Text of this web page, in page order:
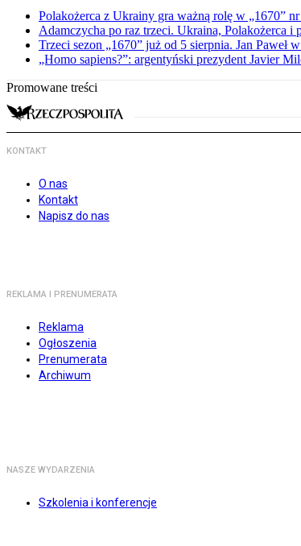
Polakożerca z Ukrainy gra ważną rolę w „1670”
Adamczycha po raz trzeci. Ukraina, Polakożerca i
Trzeci sezon „1670” już od 5 sierpnia. Jan Paweł
„Homo sapiens?”: argentyński prezydent Javier
Promowane treści
KONTAKT
O nas
Kontakt
Napisz do nas
REKLAMA I PRENUMERATA
Reklama
Ogłoszenia
Prenumerata
Archiwum
NASZE WYDARZENIA
Szkolenia i konferencje